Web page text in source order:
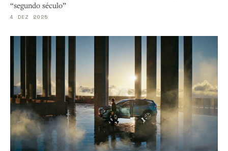
“segundo século”
4 DEZ 2025